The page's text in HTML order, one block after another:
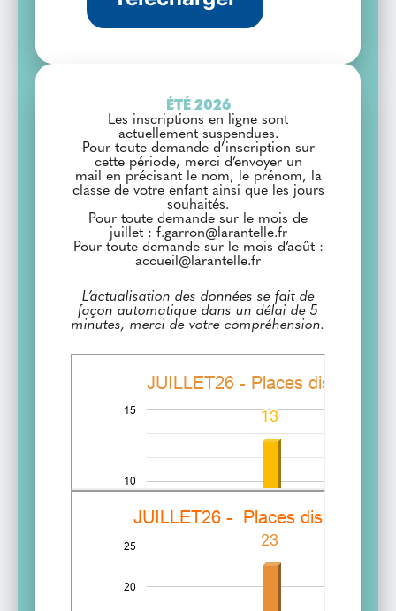
ÉTÉ 2026
Les inscriptions en ligne sont
actuellement suspendues.
Pour toute demande d’inscription sur
cette période, merci d’envoyer un
mail en précisant le nom, le prénom, la
classe de votre enfant ainsi que les jours
souhaités.
Pour toute demande sur le mois de
juillet : f.garron@larantelle.fr
Pour toute demande sur le mois d’août :
accueil@larantelle.fr
L’actualisation des données se fait de
façon automatique dans un délai de 5
minutes, merci de votre compréhension.